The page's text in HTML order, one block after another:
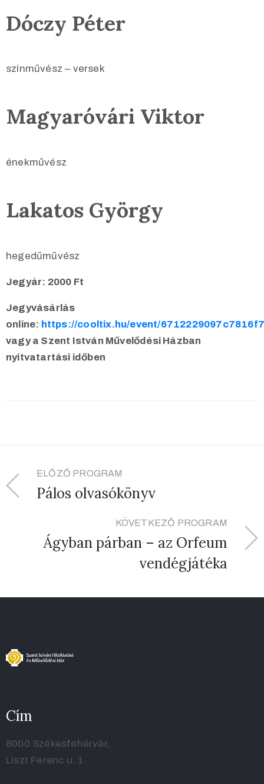
Dóczy Péter
színművész – versek
Magyaróvári Viktor
énekművész
Lakatos György
hegedűművész
Jegyár: 2000 Ft
Jegyvásárlás
online: https://cooltix.hu/event/
vagy a Szent István Művelődési Házban
nyitvatartási időben
ELŐZŐ PROGRAM
Pálos olvasókönyv
KÖVETKEZŐ PROGRAM
Ágyban párban – az Orfeum
vendégjátéka
Cím
8000 Székesfehérvár,
Liszt Ferenc u. 1.